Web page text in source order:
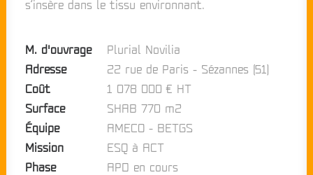
s’insère dans le tissu environnant.
M. d'ouvrage
Plurial Novilia
Adresse
22 rue de Paris - Sézannes (51)
Coût
1 078 000 € HT
Surface
SHAB 770 m2
Équipe
AMECO - BETGS
Mission
ESQ à ACT
Phase
APD en cours